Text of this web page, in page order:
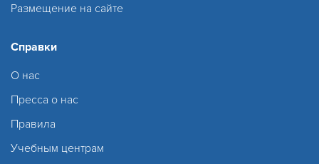
Размещение на сайте
Справки
О нас
Пресса о нас
Правила
Учебным центрам